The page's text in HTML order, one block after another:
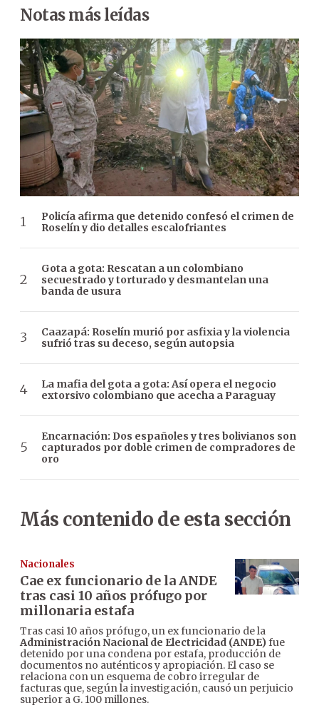
Notas más leídas
Policía afirma que detenido confesó el crimen de
Roselín y dio detalles escalofriantes
Gota a gota: Rescatan a un colombiano
secuestrado y torturado y desmantelan una
banda de usura
Caazapá: Roselín murió por asfixia y la violencia
sufrió tras su deceso, según autopsia
La mafia del gota a gota: Así opera el negocio
extorsivo colombiano que acecha a Paraguay
Encarnación: Dos españoles y tres bolivianos son
capturados por doble crimen de compradores de
oro
Más contenido de esta sección
Nacionales
Cae ex funcionario de la ANDE
tras casi 10 años prófugo por
millonaria estafa
Tras casi 10 años prófugo, un ex funcionario de la
Administración Nacional de Electricidad (ANDE)fue
detenido por una condena por estafa, producción de
documentos no auténticos y apropiación. El caso se
relaciona con un esquema de cobro irregular de
facturas que, según la investigación, causó un perjuicio
superior a G. 100 millones.